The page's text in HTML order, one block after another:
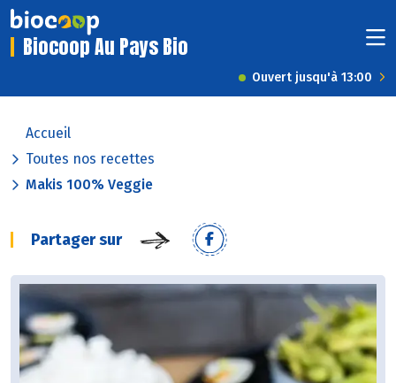
Biocoop Au Pays Bio
Ouvert jusqu'à 13:00
Accueil
Toutes nos recettes
Makis 100% Veggie
Partager sur